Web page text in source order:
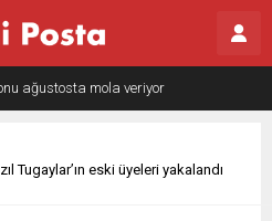
ağustosta mola veriyor
Tugaylar’ın eski üyeleri yakalandı